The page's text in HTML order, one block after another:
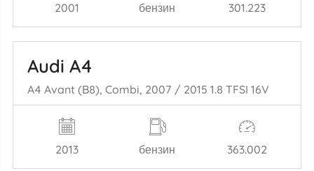
2001 бензин 301.223
Audi A4
A4 Avant (B8), Combi, 2007 / 2015 1.8 TFSI 16V
2013 бензин 363.002